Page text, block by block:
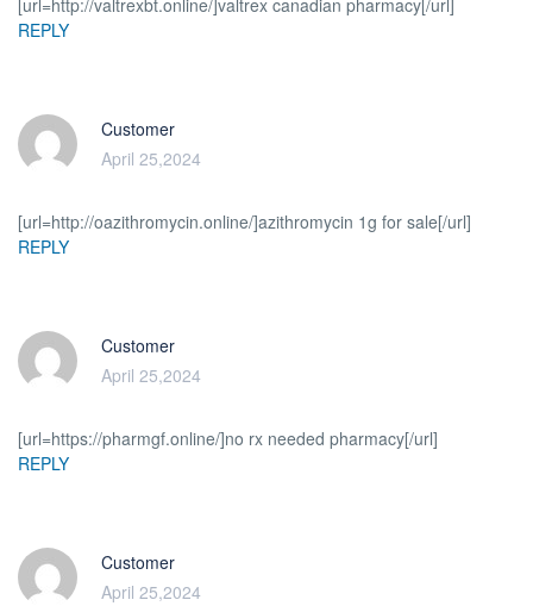
REPLY
Customer
April 25,2024
[url=http://oazithromycin.online/]azithromycin 1g for sale[/url]
REPLY
Customer
April 25,2024
[url=https://pharmgf.online/]no rx needed pharmacy[/url]
REPLY
Customer
April 25,2024